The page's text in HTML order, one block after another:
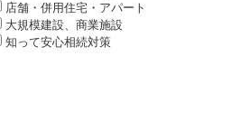
店舗・併用住宅・アパート
大規模建設、商業施設
知って安心相続対策